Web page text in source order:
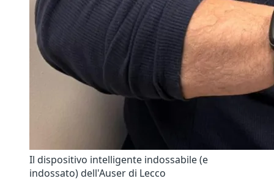
Il dispositivo intelligente indossabile (e
indossato) dell'Auser di Lecco